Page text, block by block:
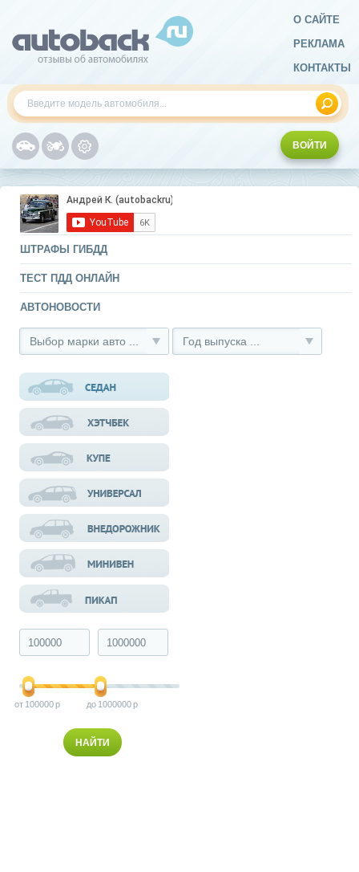
О САЙТЕ
РЕКЛАМА
КОНТАКТЫ
ВОЙТИ
ШТРАФЫ ГИБДД
ТЕСТ ПДД ОНЛАЙН
АВТОНОВОСТИ
Выбор марки авто ... Год выпуска ...
100000 1000000